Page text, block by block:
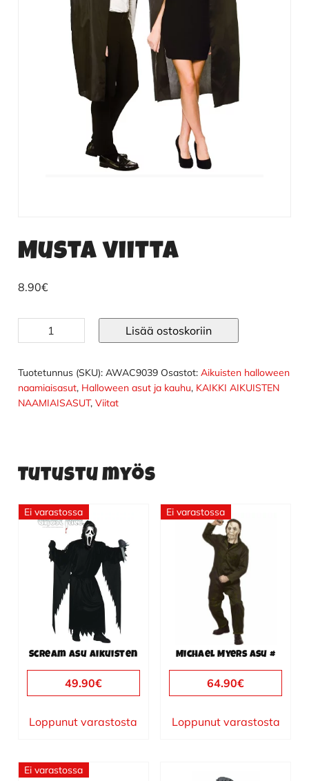
Musta viitta
8.90€
viitta
Lisää ostoskoriin
Tuotetunnus (SKU): AWAC9039 Osastot: Aikuisten halloween
naamiaisasut, Halloween asut ja kauhu, KAIKKI AIKUISTEN
NAAMIAISASUT, Viitat
Tutustu myös
Ei varastossa
Scream asu aikuisten
49.90€
Loppunut varastosta
Ei varastossa
Michael Myers asu #
64.90€
Loppunut varastosta
Ei varastossa